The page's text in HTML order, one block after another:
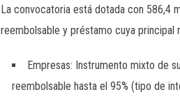
La convocatoria está dotada con 586,4
reembolsable y préstamo cuya principal
Empresas: Instrumento mixto de
reembolsable hasta el 95% (tipo de